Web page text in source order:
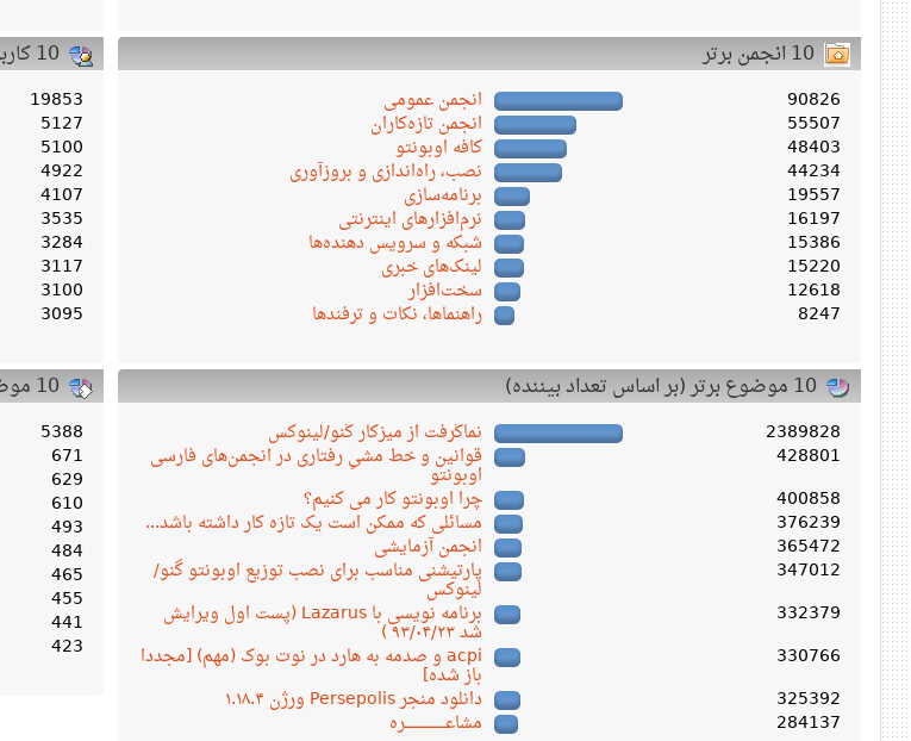
10 کاربر برتر
19853
5127
5100
4922
4107
3535
3284
3117
3100
3095
10 انجمن برتر
انجمن عمومی 90826
انجمن تازه‌کاران 55507
کافه اوبونتو 48403
نصب، راه‌اندازی و بروزآوری 44234
برنامه‌سازی 19557
نرم‌افزارهای اینترنتی 16197
شبکه و سرویس‌ دهنده‌ها 15386
لینک‌های خبری 15220
سخت‌افزار 12618
راهنماها، نکات و ترفندها 8247
10 موضوع برتر (بر اساس تعداد پاسخ)
5388
671
629
610
493
484
465
455
441
423
10 موضوع برتر (بر اساس تعداد بیننده)
نماگرفت از میزکار گنو/لینوکس 2389828
قوانین و خط مشیِ رفتاری در انجمن‌های فارسی
اوبونتو
428801
چرا اوبونتو کار می کنیم؟
400858
مسائلی که ممکن است یک تازه کار داشته باشد... 376239
انجمن آزمایشی 365472
پارتیشنی مناسب برای نصب توزیع اوبونتو گنو/
لینوکس
347012
برنامه نویسی با Lazarus (پست اول ویرایش
شد ۹۳/۰۴/۲۳ )
332379
acpi و صدمه به هارد در نوت بوک (مهم) [مجددا
باز شده]
330766
دانلود منجر Persepolis ورژن ۱.۱۸.۴
325392
مشاعـــــــــــــــــره 284137